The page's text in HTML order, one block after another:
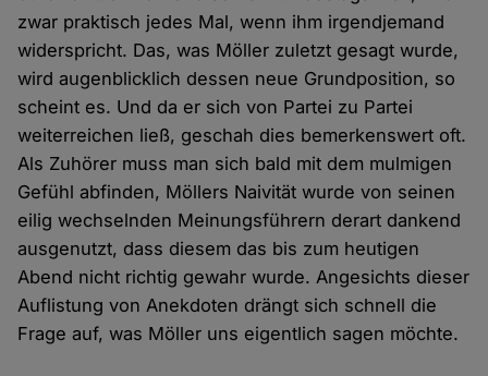
zwar praktisch jedes Mal, wenn ihm irgendjemand
widerspricht. Das, was Möller zuletzt gesagt wurde,
wird augenblicklich dessen neue Grundposition, so
scheint es. Und da er sich von Partei zu Partei
weiterreichen ließ, geschah dies bemerkenswert oft.
Als Zuhörer muss man sich bald mit dem mulmigen
Gefühl abfinden, Möllers Naivität wurde von seinen
eilig wechselnden Meinungsführern derart dankend
ausgenutzt, dass diesem das bis zum heutigen
Abend nicht richtig gewahr wurde. Angesichts dieser
Auflistung von Anekdoten drängt sich schnell die
Frage auf, was Möller uns eigentlich sagen möchte.